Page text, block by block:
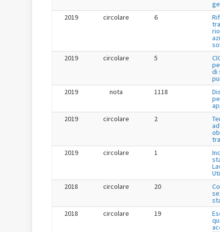
2019
circolare 6
2019
circolare 5
di
2019
nota 1118
2019
circolare 2
2019
circolare 1
2018
circolare 20
2018
circolare 19